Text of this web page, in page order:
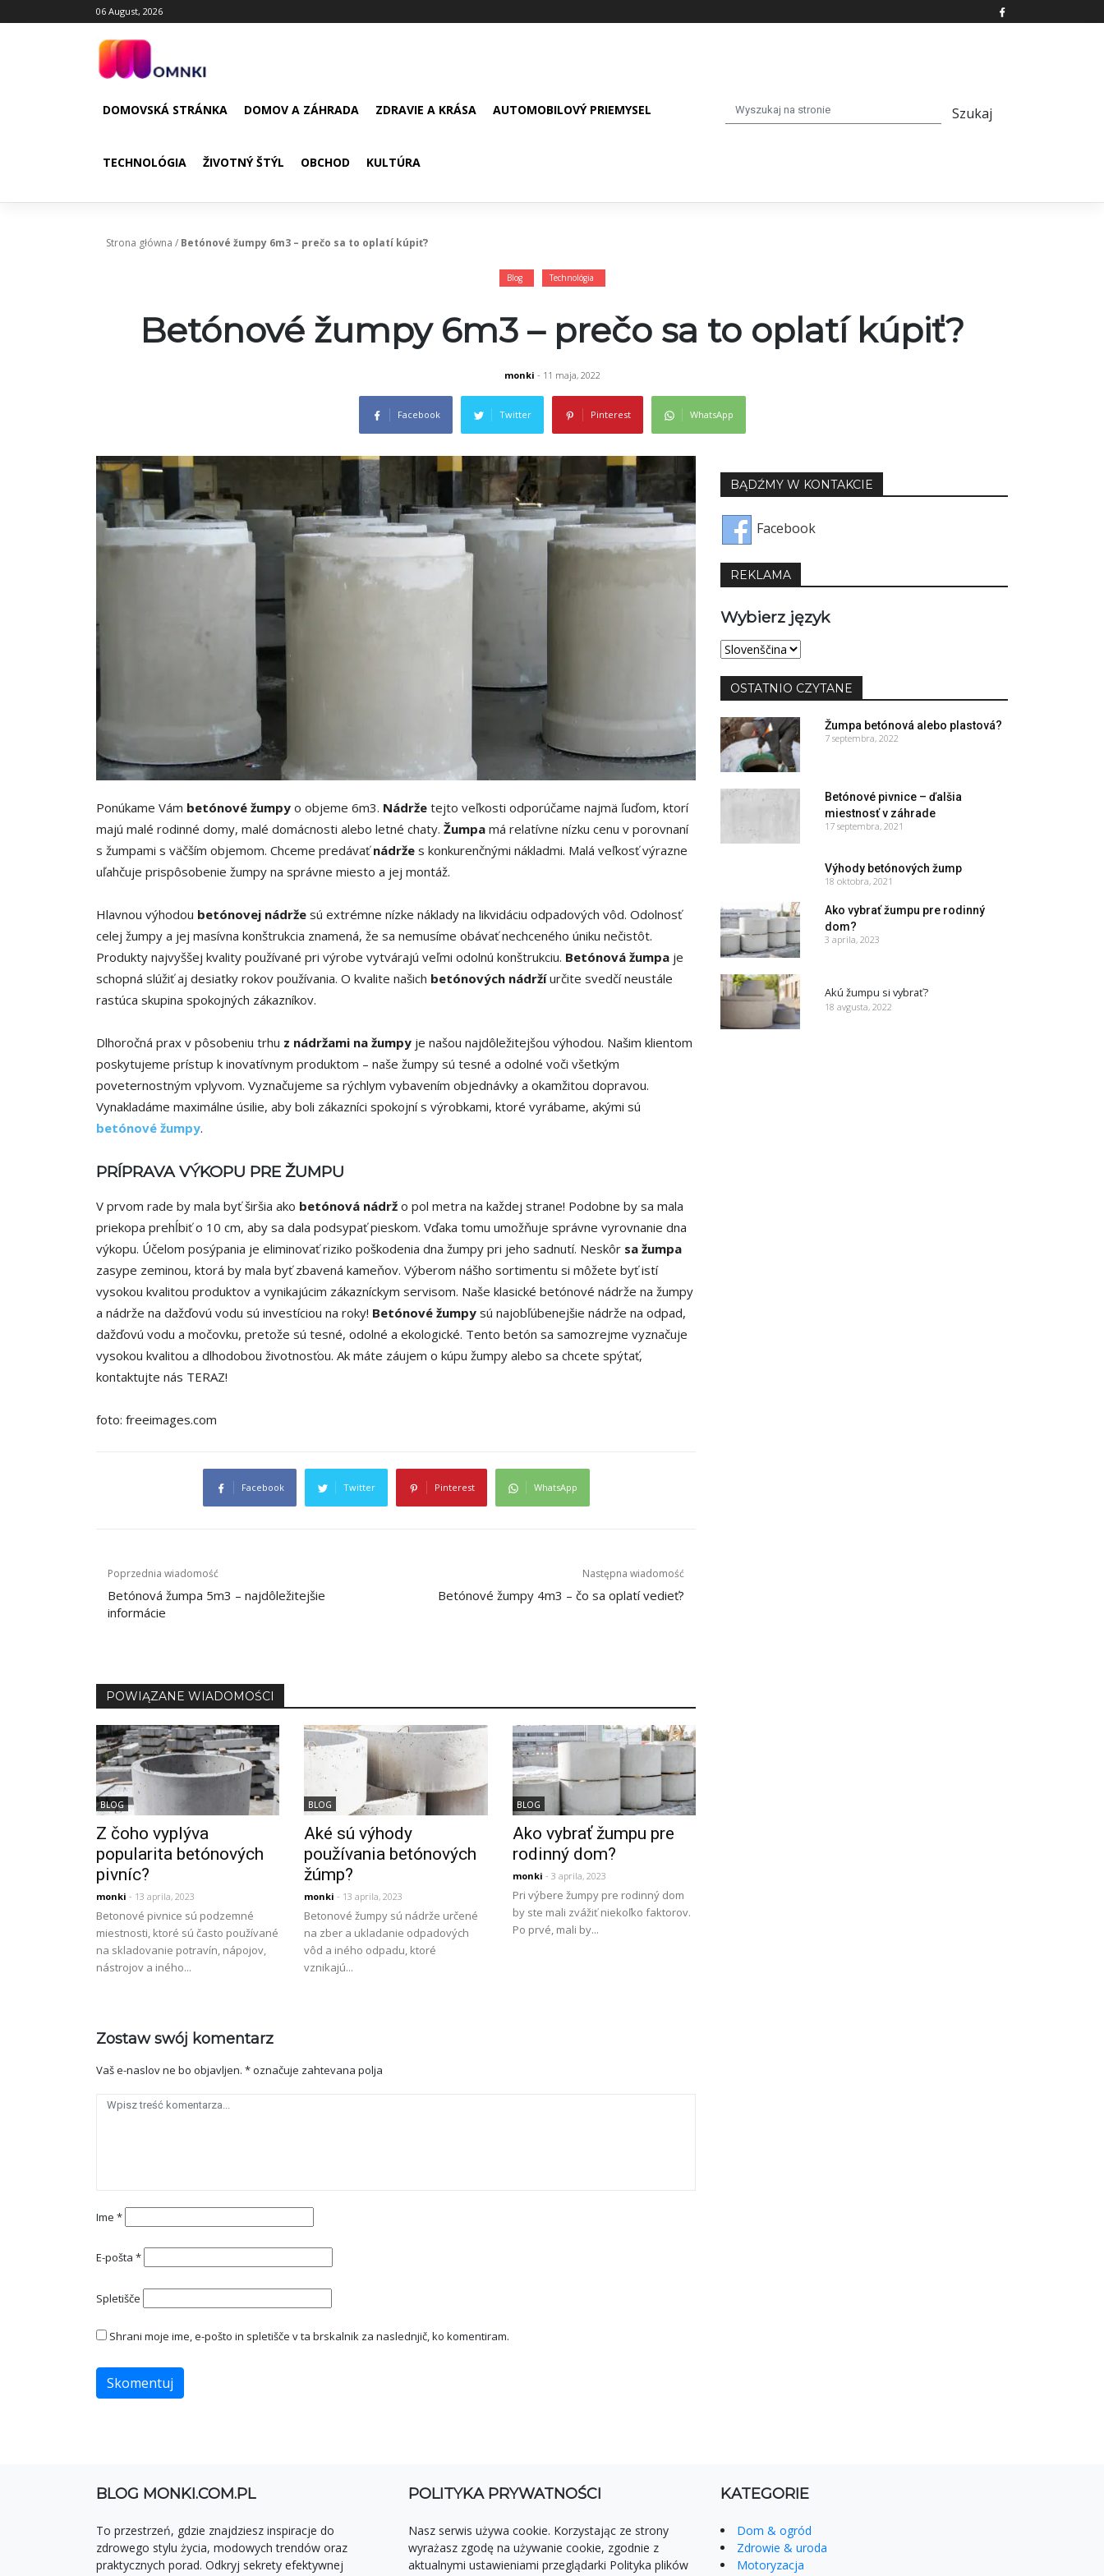
to
06 August, 2026
DOMOVSKÁ STRÁNKA DOMOV A ZÁHRADA ZDRAVIE A KRÁSA AUTOMOBILOVÝ PRIEMYSEL
TECHNOLÓGIA ŽIVOTNÝ ŠTÝL OBCHOD KULTÚRA
Strona główna / Betónové žumpy 6m3 – prečo sa to oplatí kúpiť?
Blog Technológia
Betónové žumpy 6m3 – prečo sa to oplatí kúpiť?
monki - 11 maja, 2022
Facebook Twitter Pinterest WhatsApp
Ponúkame Vám betónové žumpy o objeme 6m3. Nádrže tejto veľkosti odporúčame najmä ľuďom, ktorí
majú malé rodinné domy, malé domácnosti alebo letné chaty. Žumpa má relatívne nízku cenu v porovnaní
s žumpami s väčším objemom. Chceme predávaťnádrže s konkurenčnými nákladmi. Malá veľkosť výrazne
uľahčuje prispôsobenie žumpy na správne miesto a jej montáž.
Hlavnou výhodou betónovej nádrže sú extrémne nízke náklady na likvidáciu odpadových vôd. Odolnosť
celej žumpy a jej masívna konštrukcia znamená, že sa nemusíme obávať nechceného úniku nečistôt.
Produkty najvyššej kvality používané pri výrobe vytvárajú veľmi odolnú konštrukciu. Betónová žumpa je
schopná slúžiť aj desiatky rokov používania. O kvalite našich betónových nádržíurčite svedčí neustále
rastúca skupina spokojných zákazníkov.
Dlhoročná prax v pôsobeniu trhu z nádržami na žumpy je našou najdôležitejšou výhodou. Našim klientom
poskytujeme prístup k inovatívnym produktom – naše žumpy sú tesné a odolné voči všetkým
poveternostným vplyvom. Vyznačujeme sa rýchlym vybavením objednávky a okamžitou dopravou.
Vynakladáme maximálne úsilie, aby boli zákazníci spokojní s výrobkami, ktoré vyrábame, akými sú
betónové žumpy.
PRÍPRAVA VÝKOPU PRE ŽUMPU
V prvom rade by mala byť širšia ako betónová nádrž o pol metra na každej strane! Podobne by sa mala
priekopa prehĺbiť o 10 cm, aby sa dala podsypať pieskom. Vďaka tomu umožňuje správne vyrovnanie dna
výkopu. Účelom posýpania je eliminovať riziko poškodenia dna žumpy pri jeho sadnutí. Neskôr sa žumpa
zasype zeminou, ktorá by mala byť zbavená kameňov. Výberom nášho sortimentu si môžete byť istí
vysokou kvalitou produktov a vynikajúcim zákazníckym servisom. Naše klasické betónové nádrže na žumpy
a nádrže na dažďovú vodu sú investíciou na roky! Betónové žumpy sú najobľúbenejšie nádrže na odpad,
dažďovú vodu a močovku, pretože sú tesné, odolné a ekologické. Tento betón sa samozrejme vyznačuje
vysokou kvalitou a dlhodobou životnosťou. Ak máte záujem o kúpu žumpy alebo sa chcete spýtať,
kontaktujte nás TERAZ!
foto: freeimages.com
Facebook Twitter Pinterest WhatsApp
Navigacija
prispevka
Poprzednia wiadomość
Betónová žumpa 5m3 – najdôležitejšie
informácie
Następna wiadomość
Betónové žumpy 4m3 – čo sa oplatí vedieť?
POWIĄZANE WIADOMOŚCI
BLOG
Z čoho vyplýva
popularita betónových
pivníc?
monki - 13 aprila, 2023
Betonové pivnice sú podzemné
miestnosti, ktoré sú často používané
na skladovanie potravín, nápojov,
nástrojov a iného...
BLOG
Aké sú výhody
používania betónových
žúmp?
monki - 13 aprila, 2023
Betonové žumpy sú nádrže určené
na zber a ukladanie odpadových
vôd a iného odpadu, ktoré
vznikajú...
BLOG
Ako vybrať žumpu pre
rodinný dom?
monki - 3 aprila, 2023
Pri výbere žumpy pre rodinný dom
by ste mali zvážiť niekoľko faktorov.
Po prvé, mali by...
Zostaw swój komentarz
Vaš e-naslov ne bo objavljen. *označuje zahtevana polja
Ime *
E-pošta *
Spletišče
Shrani moje ime, e-pošto in spletišče v ta brskalnik za naslednjič, ko komentiram.
BĄDŹMY W KONTAKCIE
Facebook
REKLAMA
Wybierz język
Wybierz
OSTATNIO CZYTANE
Žumpa betónová alebo plastová?
7 septembra, 2022
Betónové pivnice – ďalšia
miestnosť v záhrade
17 septembra, 2021
Výhody betónových žump
18 oktobra, 2021
Ako vybrať žumpu pre rodinný
dom?
3 aprila, 2023
Akú žumpu si vybrať?
18 avgusta, 2022
BLOG MONKI.COM.PL
To przestrzeń, gdzie znajdziesz inspiracje do
zdrowego stylu życia, modowych trendów oraz
praktycznych porad. Odkryj sekrety efektywnej
POLITYKA PRYWATNOŚCI
Nasz serwis używa cookie. Korzystając ze strony
wyrażasz zgodę na używanie cookie, zgodnie z
aktualnymi ustawieniami przeglądarki Polityka plików
KATEGORIE
Dom & ogród
Zdrowie & uroda
Motoryzacja